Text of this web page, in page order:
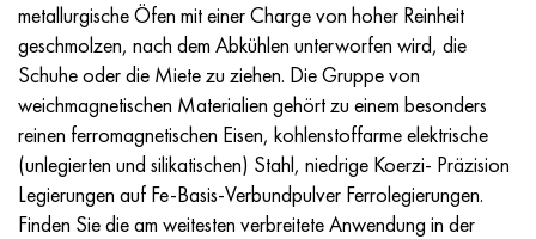
metallurgische Öfen mit einer Charge von hoher Reinheit
geschmolzen, nach dem Abkühlen unterworfen wird, die
Schuhe oder die Miete zu ziehen. Die Gruppe von
weichmagnetischen Materialien gehört zu einem besonders
reinen ferromagnetischen Eisen, kohlenstoffarme elektrische
(unlegierten und silikatischen) Stahl, niedrige Koerzi- Präzision
Legierungen auf Fe-Basis-Verbundpulver Ferrolegierungen.
Finden Sie die am weitesten verbreitete Anwendung in der